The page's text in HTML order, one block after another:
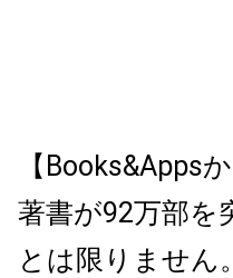
【Books&Apps
著書が92万部を
とは限りません。